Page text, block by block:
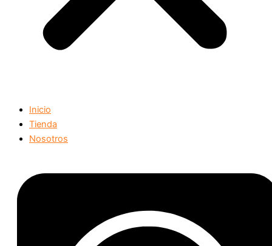
Inicio
Tienda
Nosotros